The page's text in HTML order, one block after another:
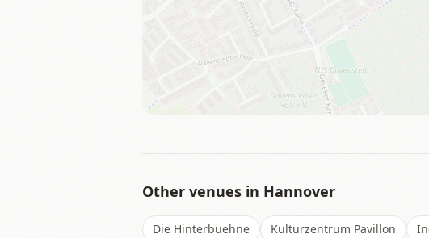
Other venues in Hannover
Die Hinterbuehne Kulturzentrum Pavillon